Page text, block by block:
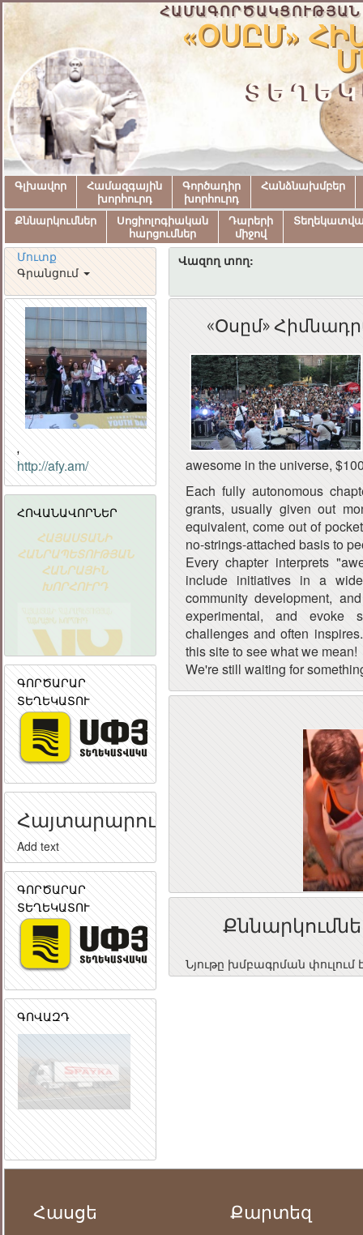
«ՕՍԸՄ»
Գլխավոր
Համազգային
խորհուրդ
Գործադիր
խորհուրդ
Հանձնախմբեր
Քննարկումներ
Սոցիոլոգիական
հարցումներ
Դարերի
միջով
Մուտք
Գրանցում
Վազող տող:
,
http://afy.am/
ՀՈՎԱՆԱՎՈՐՆԵՐ
ՀԱՅԱՍՏԱՆԻ
ՀԱՆՐԱՊԵՏՈՒԹՅԱՆ
ՀԱՆՐԱՅԻՆ
ԽՈՐՀՈՒՐԴ
Հայաստանի
Ակադեմիական
գիտահետազոտական
կոմպյուտերային
ցանց
ԳՈՐԾԱՐԱՐ
ՏԵՂԵԿԱՏՈՒ
Հայտարարություն
Add text
ԳՈՐԾԱՐԱՐ
ՏԵՂԵԿԱՏՈՒ
ԳՈՎԱԶԴ
«Օսըմ»
awesome in the universe,
Each fully autonomous
grants, usually given out
equivalent, come out of
no-strings-attached basis to
Every chapter interprets
include initiatives in a
community development,
experimental, and evoke
challenges and often
this site to see what we mean!
We're still waiting for
Նյութը խմբագրման փուլում է
Հասցե Քարտեզ